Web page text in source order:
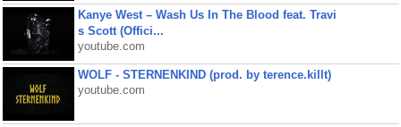
Kanye West – Wash Us In The Blood feat. Travi
s Scott (Offici...
youtube.com
WOLF - STERNENKIND (prod. by terence.killt)
youtube.com